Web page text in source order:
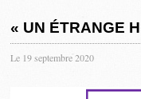
« UN ÉTRANGE
Le 19 septembre 2020